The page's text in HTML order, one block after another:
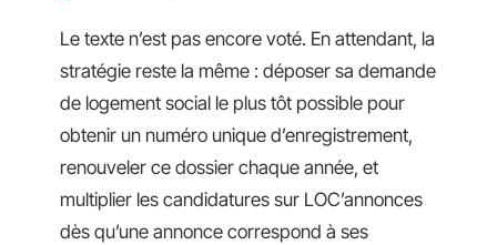
Le texte n’est pas encore voté. En attendant, la
stratégie reste la même : déposer sa demande
de logement social le plus tôt possible pour
obtenir un numéro unique d’enregistrement,
renouveler ce dossier chaque année, et
multiplier les candidatures sur LOC’annonces
dès qu’une annonce correspond à ses